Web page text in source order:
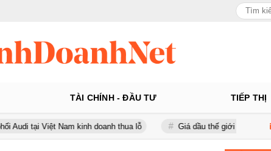
TÀI CHÍNH - ĐẦU TƯ TIẾP THỊ
Nam kinh doanh thua lỗ Giá dầu thế giới tăng trên 3 USD/thùng